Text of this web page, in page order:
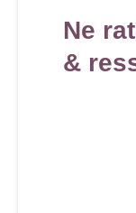
Ne
&